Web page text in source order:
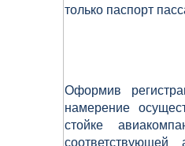
только паспорт
Оформив
намерение
стойке